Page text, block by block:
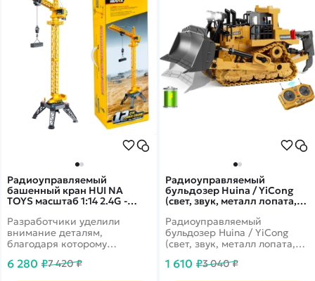
Радиоуправляемый
башенный кран HUI NA
TOYS масштаб 1:14 2.4G -
Разработчики уделили
внимание деталям,
благодаря которому
ничем не отличается от
6 280 ₽7 420 ₽
Радиоуправляемый
бульдозер Huina / YiCong
(свет, звук, металл лопата,
Радиоуправляемый
бульдозер Huina / YiCong
(свет, звук, металл лопата,
новый радиоуправляемый
1 610 ₽3 040 ₽